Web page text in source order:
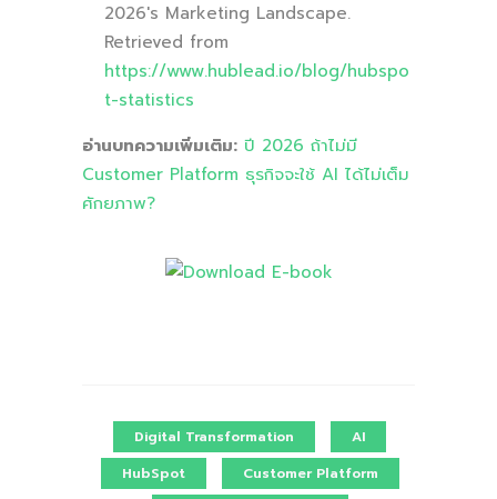
2026's Marketing Landscape.
Retrieved from
https://www.hublead.io/blog/hubspo
t-statistics
อ่านบทความเพิ่มเติม: ปี 2026 ถ้าไม่มี
Customer Platform ธุรกิจจะใช้ AI ได้ไม่เต็ม
ศักยภาพ?
Digital Transformation
AI
HubSpot
Customer Platform